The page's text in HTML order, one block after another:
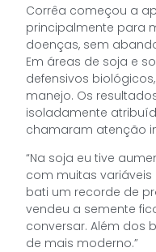
Corrêa começou a
principalmente para
doenças, sem
Em áreas de soja e
defensivos
manejo. Os
isoladamente
chamaram atenção
“Na soja eu tive
com muitas variáveis
bati um recorde de
vendeu a semente
conversar. Além dos
de mais moderno.”